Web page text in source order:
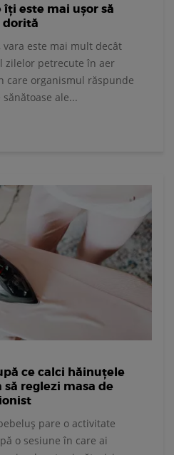
este mai ușor să
dorită
este mai mult decât
zilelor petrecute în aer
care organismul răspunde
ale...
ce calci hăinuțele
reglezi masa de
pare o activitate
o sesiune în care ai